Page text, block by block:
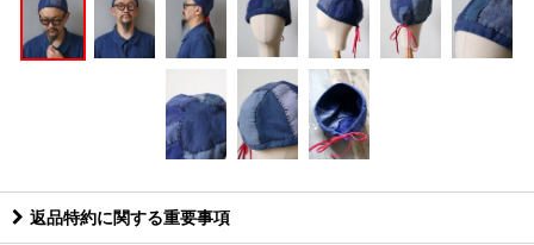
返品特約に関する重要事項